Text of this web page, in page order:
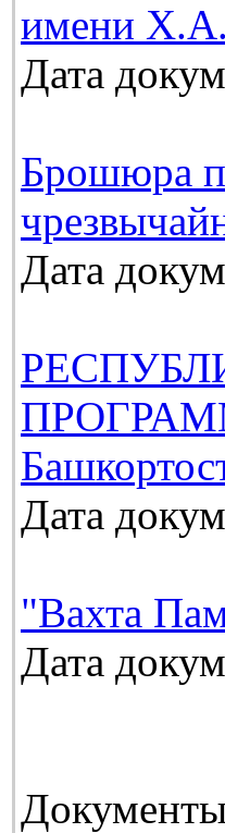
имени Х.А.
Дата
Брошюра
Дата
Дата
"Вахта
Дата